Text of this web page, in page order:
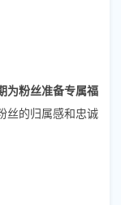
为粉丝准备专属福
丝的归属感和忠诚